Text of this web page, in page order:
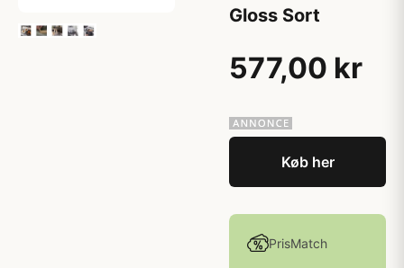
Gloss Sort
577,00 kr
Køb her
PrisMatch